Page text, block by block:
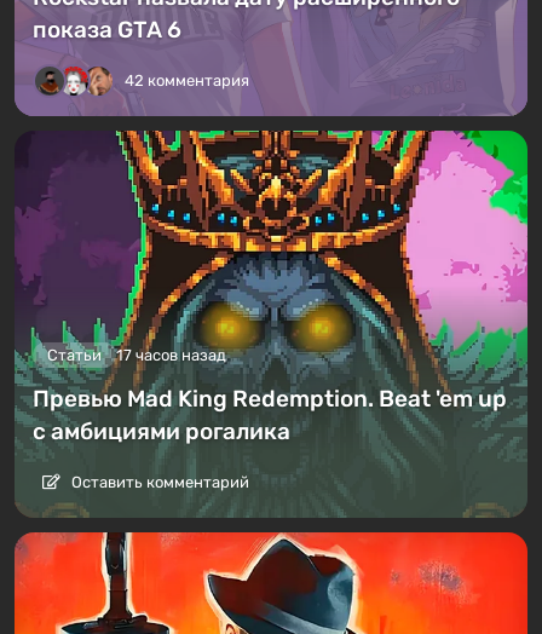
показа GTA 6
42 комментария
Статьи 17 часов назад
Превью Mad King Redemption. Beat 'em up
с амбициями рогалика
Оставить комментарий